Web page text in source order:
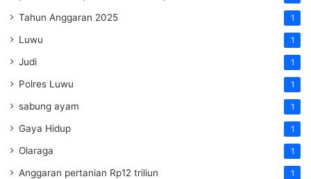
Tahun Anggaran 2025 1
Luwu 1
Judi 1
Polres Luwu 1
sabung ayam 1
Gaya Hidup 1
Olaraga 1
Anggaran pertanian Rp12 triliun 1